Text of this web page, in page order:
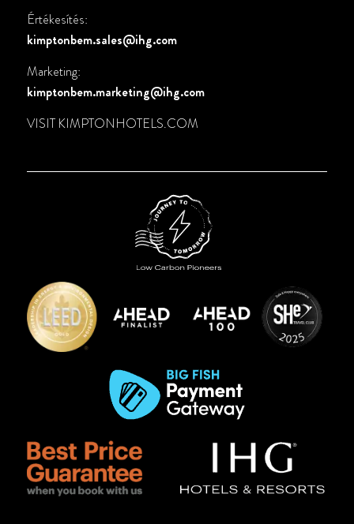
Értékesítés:
kimptonbem.sales@ihg.com
Marketing:
kimptonbem.marketing@ihg.com
VISIT KIMPTONHOTELS.COM